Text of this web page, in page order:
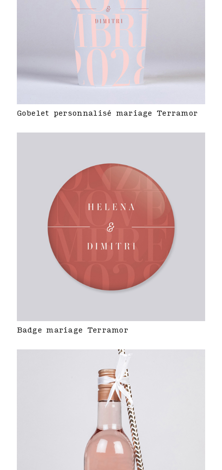
Gobelet personnalisé mariage Terramor
Badge mariage Terramor